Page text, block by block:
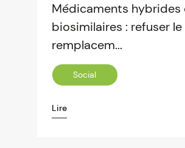
Médicaments hybrides
biosimilaires : refuser le
remplacem...
Social
Lire